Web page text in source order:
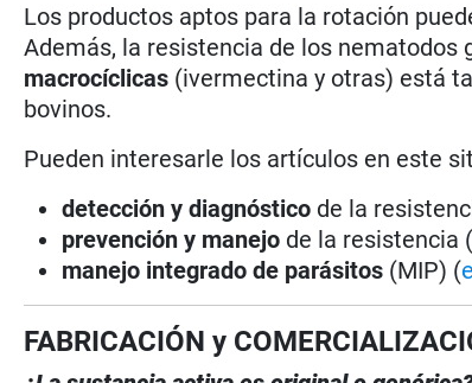
Los productos aptos para la rotación
Además, la resistencia de los nematodos
macrocíclicas (ivermectina y otras) está
bovinos.
Pueden interesarle los artículos en este
detección y diagnóstico de la
prevención y manejo de la resistencia (
manejo integrado de parásitos (MIP) (
FABRICACIÓN y